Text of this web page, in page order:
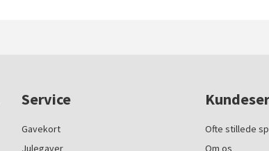
Service
Gavekort
Julegaver
Ofte stillede
Om os